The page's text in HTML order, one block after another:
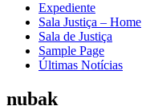
Expediente
Sala Justiça – Home
Sala de Justiça
Sample Page
Últimas Notícias
nubak